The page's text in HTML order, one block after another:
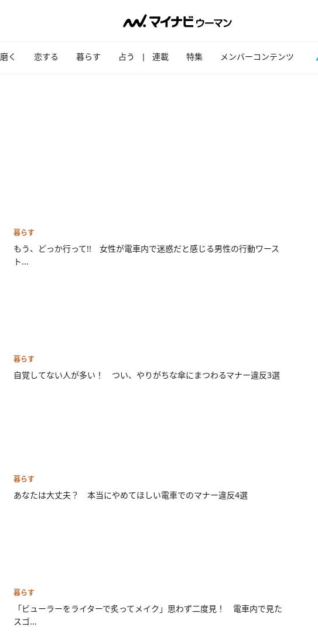
磨く 恋する 暮らす 占う 連載 特集 メンバーコンテンツ
暮らす
もう、どっか行って!! 女性が電車内で迷惑だと感じる男性の行動ワース
ト...
暮らす
自覚してない人が多い！ つい、やりがちな傘にまつわるマナー違反3選
暮らす
あなたは大丈夫？ 本当にやめてほしい電車でのマナー違反4選
暮らす
「ビューラーをライターで炙ってメイク」思わず二度見！ 電車内で見た
スゴ...